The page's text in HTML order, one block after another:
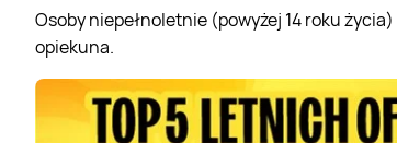
Osoby niepełnoletnie (powyżej 14 roku
opiekuna.